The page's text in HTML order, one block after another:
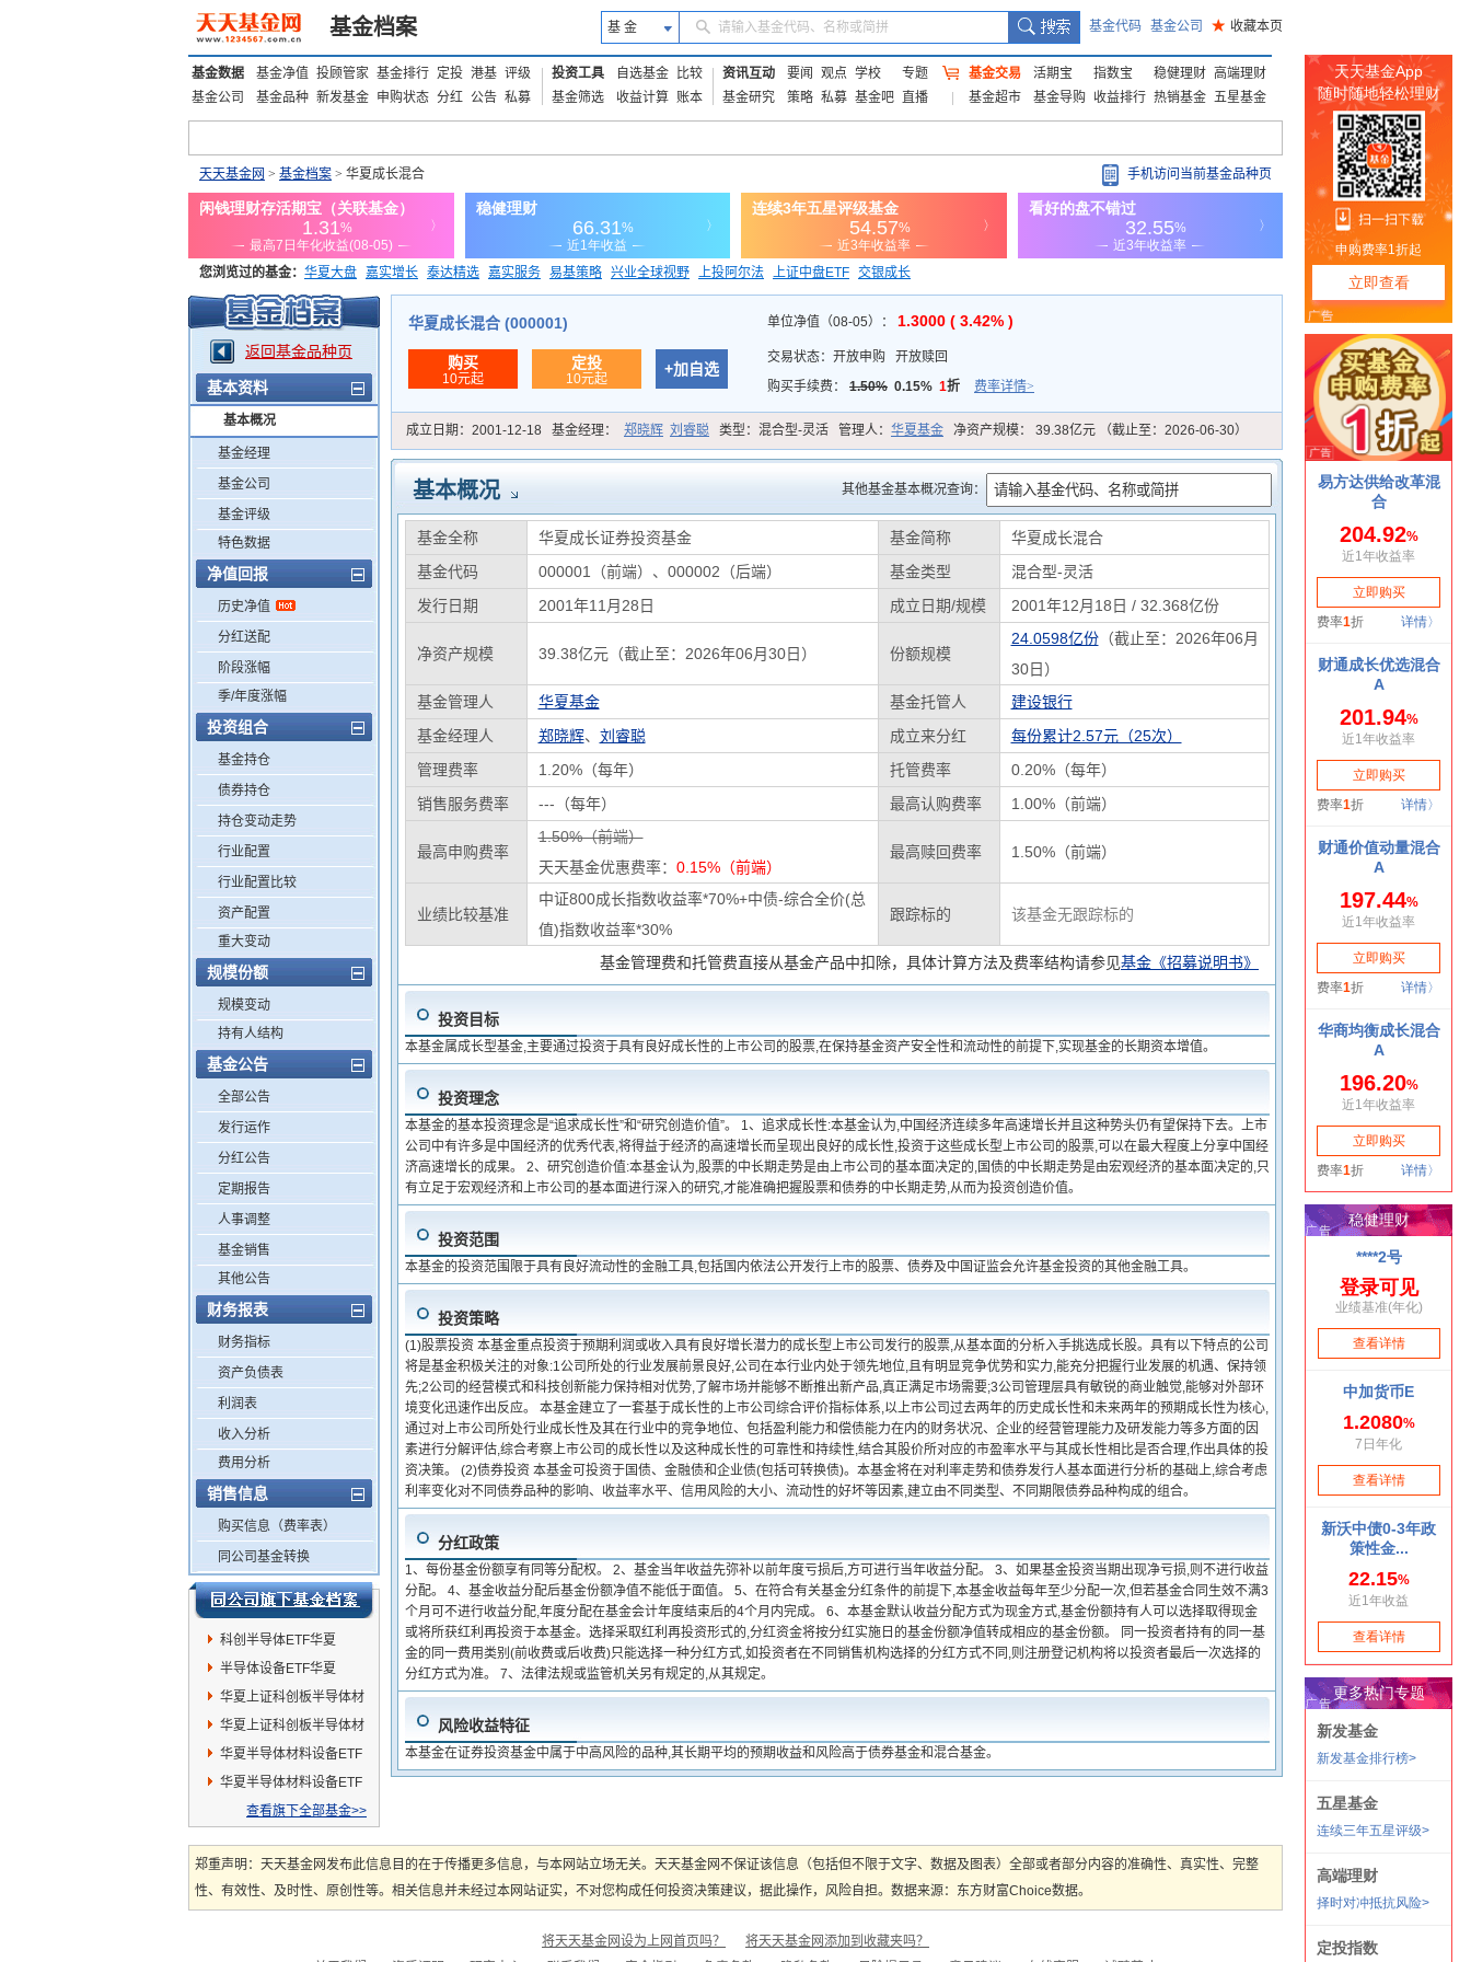
基金档案 基 金 请输入基金代码、名称或简拼 基金代码 基金公司 ★ 收藏本页
基金数据 基金净值 投顾管家 基金排行 定投 港基 评级
基金公司
基金品种 新发基金 申购状态 分红 公告 私募
投资工具 自选基金
比较
基金筛选
收益计算 账本
资讯互动 要闻 观点 学校
专题
基金研究
策略 私募 基金吧 直播
基金交易 活期宝 指数宝 稳健理财 高端理财
基金超市
基金导购 收益排行 热销基金 五星基金
天天基金网 > 基金档案 > 华夏成长混合 手机访问当前基金品种页
您浏览过的基金： 华夏大盘 嘉实增长 泰达精选 嘉实服务 易基策略 兴业全球视野 上投阿尔法 上证中盘ETF 交银成长
添富优势 华安宏利 上证180价值ETF
返回基金品种页
基本资料
基本概况
基金经理
基金公司
基金评级
特色数据
净值回报
历史净值
分红送配
阶段涨幅
季/年度涨幅
投资组合
基金持仓
债券持仓
持仓变动走势
行业配置
行业配置比较
资产配置
重大变动
规模份额
规模变动
持有人结构
基金公告
全部公告
发行运作
分红公告
定期报告
人事调整
基金销售
其他公告
财务报表
财务指标
资产负债表
利润表
收入分析
费用分析
销售信息
购买信息（费率表）
同公司基金转换
科创半导体ETF华夏
半导体设备ETF华夏
华夏上证科创板半导体材
料设备主题ETF发起式联
接A
华夏上证科创板半导体材
料设备主题ETF发起式联
接C
华夏半导体材料设备ETF
联接A
华夏半导体材料设备ETF
联接C查看旗下全部基金>>
华夏成长混合 (000001)
购买
10元起
定投
10元起
+加自选
单位净值（08-05）： 1.3000 ( 3.42% )
交易状态： 开放申购
开放赎回
购买手续费： 1.50% 0.15% 1折 费率详情>
成立日期： 2001-12-18 基金经理： 郑晓辉 刘睿聪 类型： 混合型-灵活 管理人： 华夏基金 净资产规模： 39.38亿元 （截止至：2026-06-30）
基本概况 其他基金基本概况查询：
基金全称 华夏成长证券投资基金 基金简称
华夏成长混合
基金代码
000001（前端）、000002（后端） 基金类型
混合型-灵活
发行日期
2001年11月28日 成立日期/规模 2001年12月18日 / 32.368亿份
净资产规模 39.38亿元（截止至：2026年06月30日） 份额规模
24.0598亿份（截止至：2026年06月
30日）
基金管理人
华夏基金 基金托管人
建设银行
基金经理人
郑晓辉、 刘睿聪 成立来分红
每份累计2.57元（25次）
管理费率
1.20%（每年） 托管费率
0.20%（每年）
销售服务费率
---（每年） 最高认购费率 1.00%（前端）
最高申购费率
1.50%（前端）
天天基金优惠费率： 0.15%（前端）
最高赎回费率 1.50%（前端）
业绩比较基准
中证800成长指数收益率*70%+中债-综合全价(总
值)指数收益率*30%
跟踪标的 该基金无跟踪标的
基金管理费和托管费直接从基金产品中扣除，具体计算方法及费率结构请参见基金《招募说明书》
投资目标
本基金属成长型基金,主要通过投资于具有良好成长性的上市公司的股票,在保持基金资产安全性和流动性的前提下,实现基金的长期资本增值。
投资理念
本基金的基本投资理念是“追求成长性”和“研究创造价值”。 1、追求成长性:本基金认为,中国经济连续多年高速增长并且这种势头仍有望保持下去。上市
公司中有许多是中国经济的优秀代表,将得益于经济的高速增长而呈现出良好的成长性,投资于这些成长型上市公司的股票,可以在最大程度上分享中国经
济高速增长的成果。 2、研究创造价值:本基金认为,股票的中长期走势是由上市公司的基本面决定的,国债的中长期走势是由宏观经济的基本面决定的,只
有立足于宏观经济和上市公司的基本面进行深入的研究,才能准确把握股票和债券的中长期走势,从而为投资创造价值。
投资范围
本基金的投资范围限于具有良好流动性的金融工具,包括国内依法公开发行上市的股票、债券及中国证监会允许基金投资的其他金融工具。
投资策略
(1)股票投资 本基金重点投资于预期利润或收入具有良好增长潜力的成长型上市公司发行的股票,从基本面的分析入手挑选成长股。具有以下特点的公司
将是基金积极关注的对象:1公司所处的行业发展前景良好,公司在本行业内处于领先地位,且有明显竞争优势和实力,能充分把握行业发展的机遇、保持领
先;2公司的经营模式和科技创新能力保持相对优势,了解市场并能够不断推出新产品,真正满足市场需要;3公司管理层具有敏锐的商业触觉,能够对外部环
境变化迅速作出反应。 本基金建立了一套基于成长性的上市公司综合评价指标体系,以上市公司过去两年的历史成长性和未来两年的预期成长性为核心,
通过对上市公司所处行业成长性及其在行业中的竞争地位、包括盈利能力和偿债能力在内的财务状况、企业的经营管理能力及研发能力等多方面的因
素进行分解评估,综合考察上市公司的成长性以及这种成长性的可靠性和持续性,结合其股价所对应的市盈率水平与其成长性相比是否合理,作出具体的投
资决策。 (2)债券投资 本基金可投资于国债、金融债和企业债(包括可转换债)。本基金将在对利率走势和债券发行人基本面进行分析的基础上,综合考虑
利率变化对不同债券品种的影响、收益率水平、信用风险的大小、流动性的好坏等因素,建立由不同类型、不同期限债券品种构成的组合。
分红政策
1、每份基金份额享有同等分配权。 2、基金当年收益先弥补以前年度亏损后,方可进行当年收益分配。 3、如果基金投资当期出现净亏损,则不进行收益
分配。 4、基金收益分配后基金份额净值不能低于面值。 5、在符合有关基金分红条件的前提下,本基金收益每年至少分配一次,但若基金合同生效不满3
个月可不进行收益分配,年度分配在基金会计年度结束后的4个月内完成。 6、本基金默认收益分配方式为现金方式,基金份额持有人可以选择取得现金
或将所获红利再投资于本基金。选择采取红利再投资形式的,分红资金将按分红实施日的基金份额净值转成相应的基金份额。 同一投资者持有的同一基
金的同一费用类别(前收费或后收费)只能选择一种分红方式,如投资者在不同销售机构选择的分红方式不同,则注册登记机构将以投资者最后一次选择的
分红方式为准。 7、法律法规或监管机关另有规定的,从其规定。
风险收益特征
本基金在证券投资基金中属于中高风险的品种,其长期平均的预期收益和风险高于债券基金和混合基金。
郑重声明：天天基金网发布此信息目的在于传播更多信息，与本网站立场无关。天天基金网不保证该信息（包括但不限于文字、数据及图表）全部或者部分内容的准确性、真实性、完整
性、有效性、及时性、原创性等。相关信息并未经过本网站证实，不对您构成任何投资决策建议，据此操作，风险自担。数据来源：东方财富Choice数据。
将天天基金网设为上网首页吗？
将天天基金网添加到收藏夹吗？